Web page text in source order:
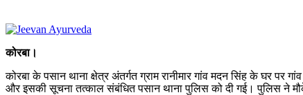
कोरबा।
कोरबा के पसान थाना क्षेत्र अंतर्गत ग्राम रानीमार गांव मदन सिंह के घर
और इसकी सूचना तत्काल संबंधित पसान थाना पुलिस को दी गई। पुलिस ने